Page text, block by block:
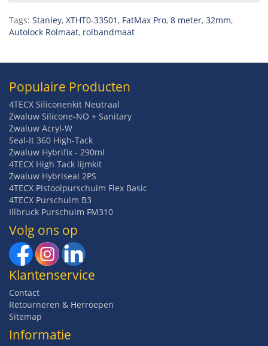
Tags: Stanley, XTHT0-33501, FatMax Pro, 8 meter, 32mm,
Autolock Rolmaat, rolbandmaat
Populaire Producten
4TECX Siliconenkit Neutraal
Zwaluw Silicone-NO + Sanitary
Zwaluw Acryl-W
Seal-It 360 High-Tack
Zwaluw Hybrifix - 290ml
4TECX High Tack lijmkit
Zwaluw Hybriseal 2PS
4TECX Pistoolpurschuim Flex Basic
4TECX Purschuim B3
Illbruck Purschuim FM310
Volg ons op
Klantenservice
Contact
Retourneren & Herroepen
Sitemap
Informatie